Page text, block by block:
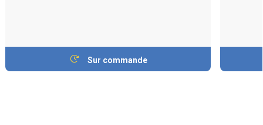
Sur commande